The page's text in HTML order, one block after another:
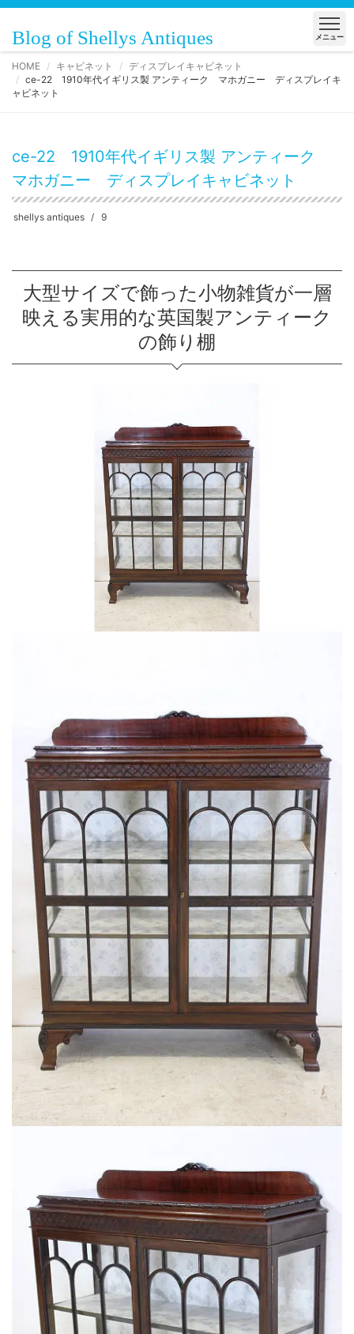
Blog of Shellys Antiques メニュー
HOME キャビネット
ディスプレイキャビネット
ce-22 1910年代イギリス製 アンティーク マホガニー ディスプレイキ
ャビネット
ce-22 1910年代イギリス製 アンティーク
マホガニー ディスプレイキャビネット
shellys antiques 9
大型サイズで飾った小物雑貨が一層
映える実用的な英国製アンティーク
の飾り棚